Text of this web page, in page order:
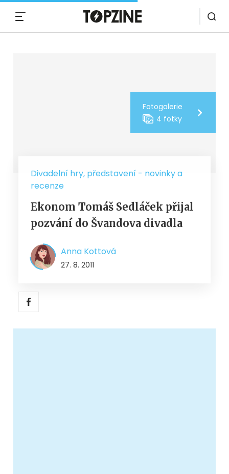
Fotogalerie
4 fotky
Divadelní hry, představení - novinky a
recenze
Ekonom Tomáš Sedláček přijal
pozvání do Švandova divadla
Anna Kottová
27. 8. 2011